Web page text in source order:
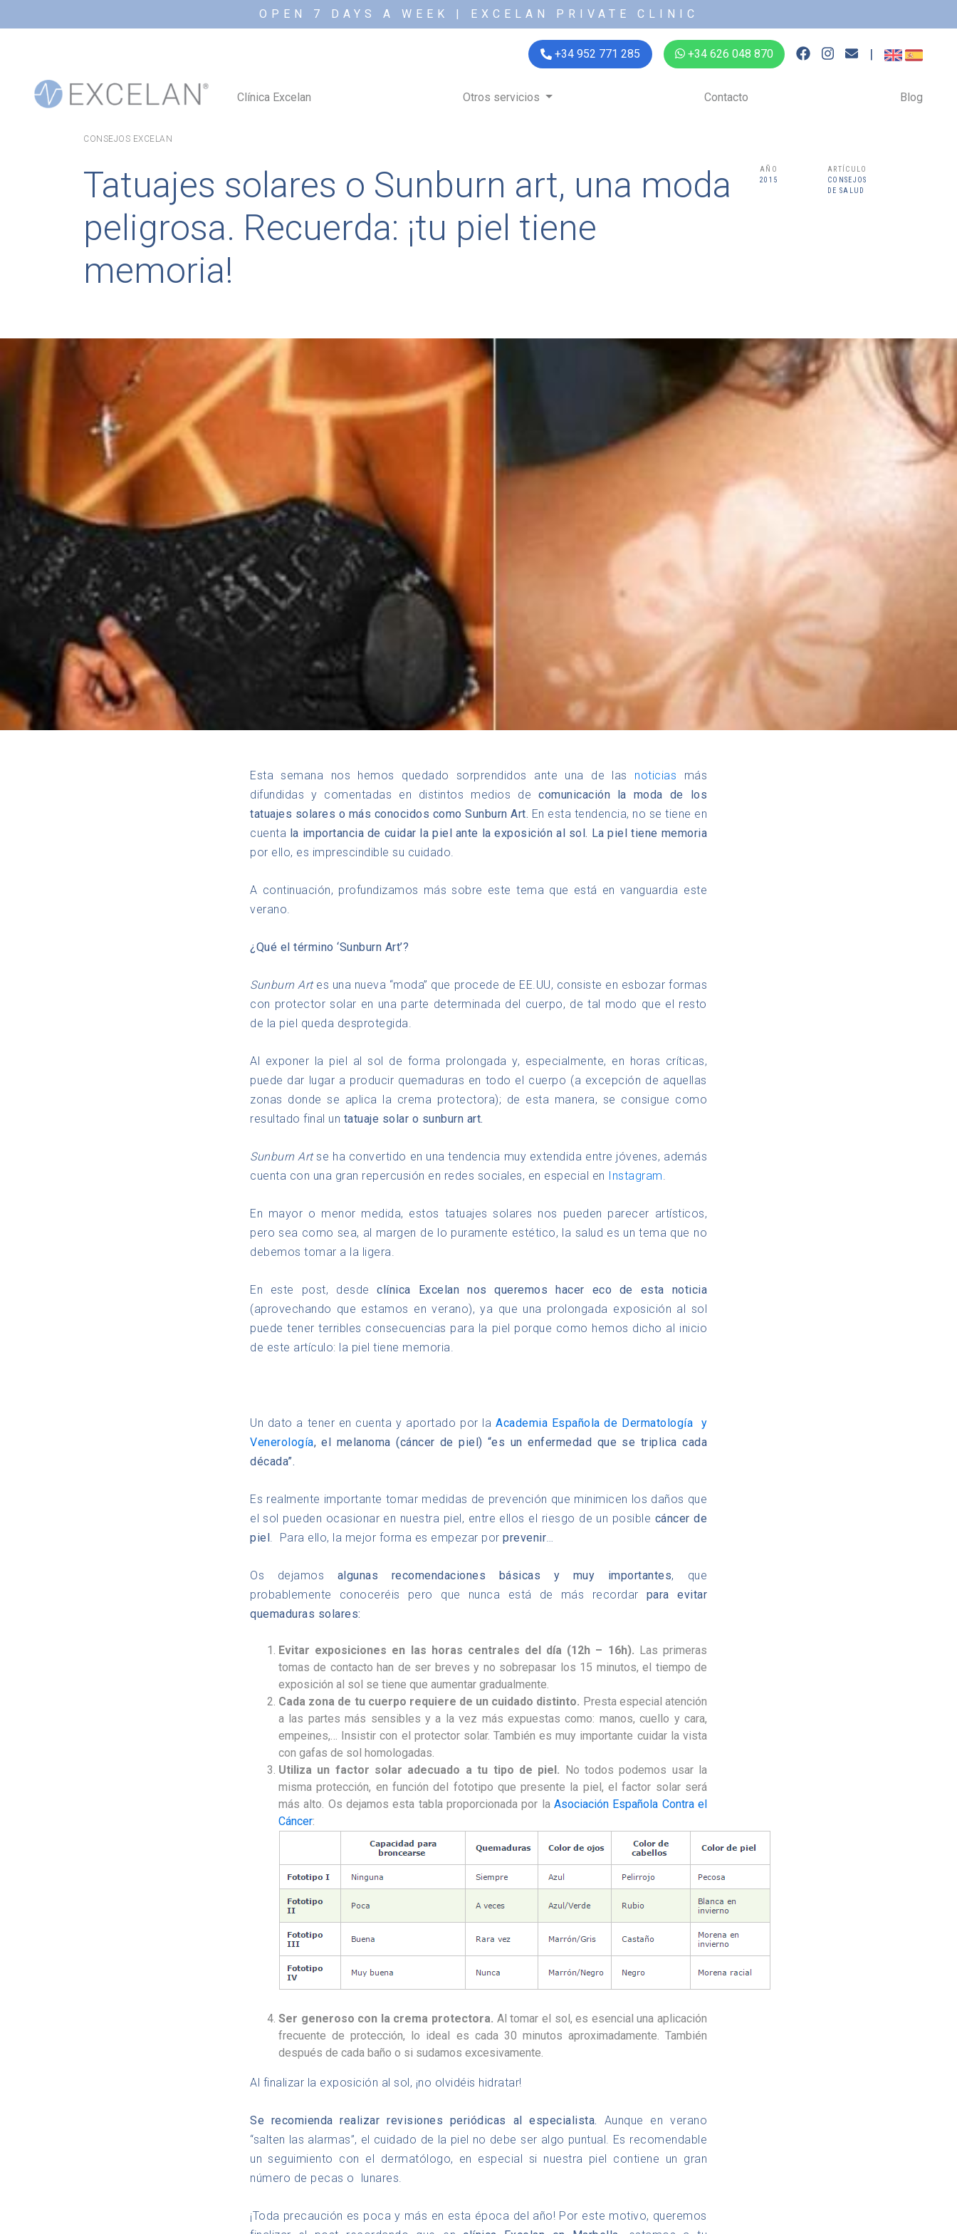
OPEN 7 DAYS A WEEK | EXCELAN PRIVATE CLINIC
+34 952 771 285 +34 626 048 870 |
Clínica Excelan Otros servicios Contacto Blog
CONSEJOS EXCELAN
Tatuajes solares o Sunburn art, una moda
peligrosa. Recuerda: ¡tu piel tiene
memoria!
AÑO
2015
ARTÍCULO
CONSEJOS
DE SALUD
Esta semana nos hemos quedado sorprendidos ante una de las noticias más
difundidas y comentadas en distintos medios decomunicación la moda de los
tatuajes solares o más conocidos como Sunburn Art. En esta tendencia, no se tiene en
cuenta la importancia de cuidar la piel ante la exposición al sol. La piel tiene memoria
por ello, es imprescindible su cuidado.
A continuación, profundizamos más sobre este tema que está en vanguardia este
verano.
¿Qué el término ‘Sunburn Art’?
Sunburn Art es una nueva “moda” que procede de EE.UU, consiste en esbozar formas
con protector solar en una parte determinada del cuerpo, de tal modo que el resto
de la piel queda desprotegida.
Al exponer la piel al sol de forma prolongada y, especialmente, en horas críticas,
puede dar lugar a producir quemaduras en todo el cuerpo (a excepción de aquellas
zonas donde se aplica la crema protectora); de esta manera, se consigue como
resultado final un tatuaje solar o sunburn art.
Sunburn Artse ha convertido en una tendencia muy extendida entre jóvenes, además
cuenta con una gran repercusión en redes sociales, en especial en Instagram.
En mayor o menor medida, estos tatuajes solares nos pueden parecer artísticos,
pero sea como sea, al margen de lo puramente estético, la salud es un tema que no
debemos tomar a la ligera.
En este post, desdeclínica Excelan nos queremos hacer eco de esta noticia
(aprovechando que estamos en verano), ya que una prolongada exposición al sol
puede tener terribles consecuencias para la piel porque como hemos dicho al inicio
de este artículo: la piel tiene memoria.
Un dato a tener en cuenta y aportado por la Academia Española de Dermatología y
Venerología, el melanoma (cáncer de piel) “es un enfermedad que se triplica cada
década”.
Es realmente importante tomar medidas de prevención que minimicen los daños que
el sol pueden ocasionar en nuestra piel, entre ellos el riesgo de un posible cáncer de
piel. Para ello, la mejor forma es empezar por prevenir…
Os dejamos algunas recomendaciones básicas y muy importantes, que
probablemente conoceréis pero que nunca está de más recordar para evitar
quemaduras solares:
Evitar exposiciones en las horas centrales del día (12h – 16h). Las primeras
tomas de contacto han de ser breves y no sobrepasar los 15 minutos, el tiempo de
exposición al sol se tiene que aumentar gradualmente.
Cada zona de tu cuerpo requiere de un cuidado distinto. Presta especial atención
a las partes más sensibles y a la vez más expuestas como: manos, cuello y cara,
empeines,… Insistir con el protector solar. También es muy importante cuidar la vista
con gafas de sol homologadas.
Utiliza un factor solar adecuado a tu tipo de piel. No todos podemos usar la
misma protección, en función del fototipo que presente la piel, el factor solar será
más alto. Os dejamos esta tabla proporcionada por la Asociación Española Contra el
Cáncer:
Ser generoso con la crema protectora. Al tomar el sol, es esencial una aplicación
frecuente de protección, lo ideal es cada 30 minutos aproximadamente. También
después de cada baño o si sudamos excesivamente.
Al finalizar la exposición al sol, ¡no olvidéis hidratar!
Se recomienda realizar revisiones periódicas al especialista. Aunque en verano
“salten las alarmas”, el cuidado de la piel no debe ser algo puntual. Es recomendable
un seguimiento con el dermatólogo, en especial si nuestra piel contiene un gran
número de pecas o lunares.
¡Toda precaución es poca y más en esta época del año! Por este motivo, queremos